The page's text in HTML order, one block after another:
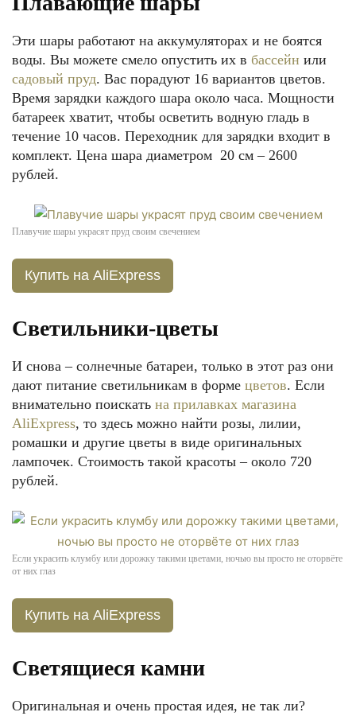
Эти шары работают на аккумуляторах и не боятся
воды. Вы можете смело опустить их в бассейн или
садовый пруд. Вас порадуют 16 вариантов цветов.
Время зарядки каждого шара около часа. Мощности
батареек хватит, чтобы осветить водную гладь в
течение 10 часов. Переходник для зарядки входит в
комплект. Цена шара диаметром 20 см – 2600
рублей.
Плавучие шары украсят пруд своим свечением
Купить на AliExpress
Светильники-цветы
И снова – солнечные батареи, только в этот раз они
дают питание светильникам в форме цветов. Если
внимательно поискать на прилавках магазина
AliExpress, то здесь можно найти розы, лилии,
ромашки и другие цветы в виде оригинальных
лампочек. Стоимость такой красоты – около 720
рублей.
Если украсить клумбу или дорожку такими цветами, ночью вы просто не оторвёте
от них глаз
Купить на AliExpress
Светящиеся камни
Оригинальная и очень простая идея, не так ли?